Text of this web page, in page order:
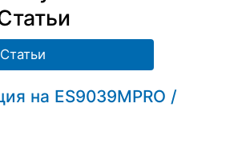
Статьи
на ES9039MPRO /